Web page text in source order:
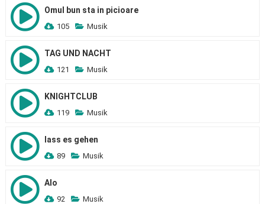
Omul bun sta in picioare
105 Musik
TAG UND NACHT
121 Musik
KNIGHTCLUB
119 Musik
lass es gehen
89 Musik
Alo
92 Musik